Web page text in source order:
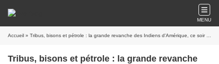
MENU
Accueil » Tribus, bisons et pétrole : la grande revanche des Indiens d'Amérique, ce soir à 23h10 dans Enquête exclusive sur M6
Tribus, bisons et pétrole : la grande revanche